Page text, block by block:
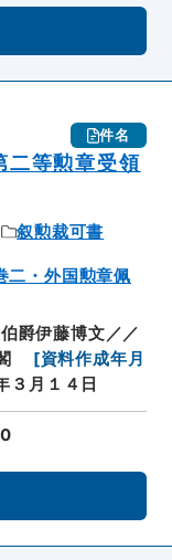
件名
二等勲章受領
叙勲裁可書
二・外国勲章佩
爵伊藤博文／／
[資料作成年月
３月１４日